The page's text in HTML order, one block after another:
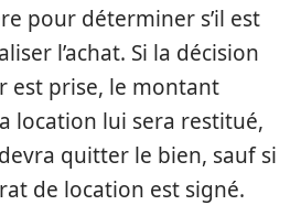
pour déterminer s’il est
l’achat. Si la décision
est prise, le montant
location lui sera restitué,
quitter le bien, sauf si
de location est signé.